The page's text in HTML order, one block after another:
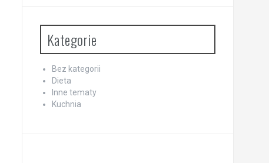
Kategorie
Bez kategorii
Dieta
Inne tematy
Kuchnia